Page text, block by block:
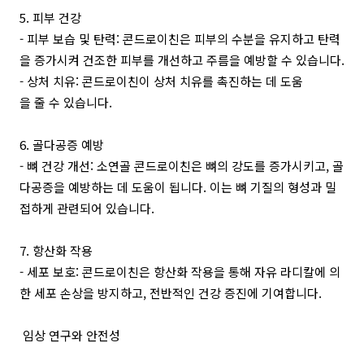
5. 피부 건강
- 피부 보습 및 탄력: 콘드로이친은 피부의 수분을 유지하고 탄력
을 증가시켜 건조한 피부를 개선하고 주름을 예방할 수 있습니다.
- 상처 치유: 콘드로이친이 상처 치유를 촉진하는 데 도움
을 줄 수 있습니다.
6. 골다공증 예방
- 뼈 건강 개선: 소연골 콘드로이친은 뼈의 강도를 증가시키고, 골
다공증을 예방하는 데 도움이 됩니다. 이는 뼈 기질의 형성과 밀
접하게 관련되어 있습니다.
7. 항산화 작용
- 세포 보호: 콘드로이친은 항산화 작용을 통해 자유 라디칼에 의
한 세포 손상을 방지하고, 전반적인 건강 증진에 기여합니다.
임상 연구와 안전성